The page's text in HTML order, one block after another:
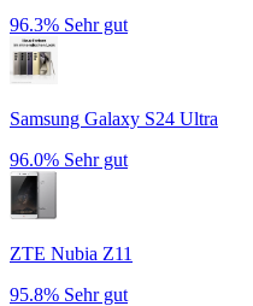
96.3% Sehr gut
Samsung Galaxy S24 Ultra
96.0% Sehr gut
ZTE Nubia Z11
95.8% Sehr gut